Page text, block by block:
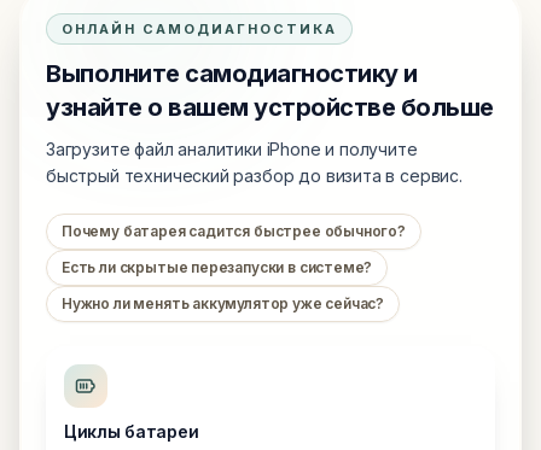
ОНЛАЙН САМОДИАГНОСТИКА
Выполните самодиагностику и
узнайте о вашем устройстве больше
Загрузите файл аналитики iPhone и получите
быстрый технический разбор до визита в сервис.
Почему батарея садится быстрее обычного?
Есть ли скрытые перезапуски в системе?
Нужно ли менять аккумулятор уже сейчас?
Циклы батареи